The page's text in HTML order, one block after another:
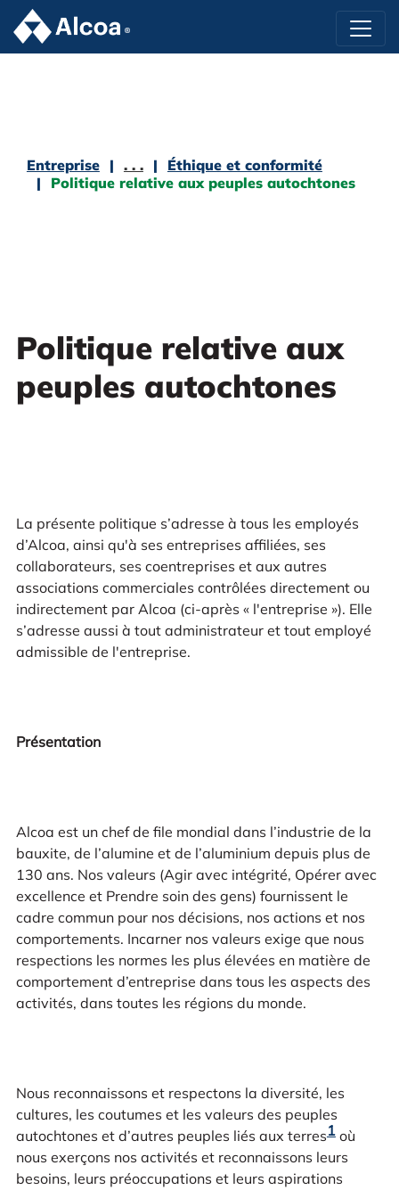
Entreprise . . .
Éthique et conformité
Politique relative aux peuples autochtones
Politique relative aux
peuples autochtones
La présente politique s’adresse à tous les employés
d’Alcoa, ainsi qu'à ses entreprises affiliées, ses
collaborateurs, ses coentreprises et aux autres
associations commerciales contrôlées directement ou
indirectement par Alcoa (ci-après « l'entreprise »). Elle
s’adresse aussi à tout administrateur et tout employé
admissible de l'entreprise.
Présentation
Alcoa est un chef de file mondial dans l’industrie de la
bauxite, de l’alumine et de l’aluminium depuis plus de
130 ans. Nos valeurs (Agir avec intégrité, Opérer avec
excellence et Prendre soin des gens) fournissent le
cadre commun pour nos décisions, nos actions et nos
comportements. Incarner nos valeurs exige que nous
respections les normes les plus élevées en matière de
comportement d’entreprise dans tous les aspects des
activités, dans toutes les régions du monde.
Nous reconnaissons et respectons la diversité, les
cultures, les coutumes et les valeurs des peuples
autochtones et d’autres peuples liés aux terres1où
nous exerçons nos activités et reconnaissons leurs
besoins, leurs préoccupations et leurs aspirations